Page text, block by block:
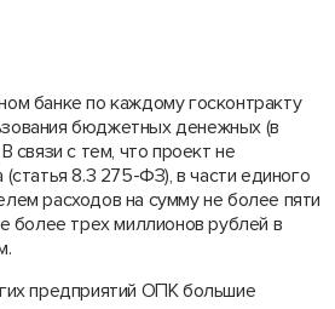
банке по каждому госконтракту
бюджетных денежных (в
связи с тем, что проект не
8.3 275-ФЗ), в части единого
расходов на сумму не более пяти
более трех миллионов рублей в
предприятий ОПК большие